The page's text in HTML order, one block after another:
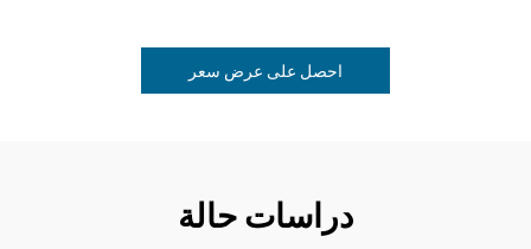
احصل على عرض سعر
دراسات حالة